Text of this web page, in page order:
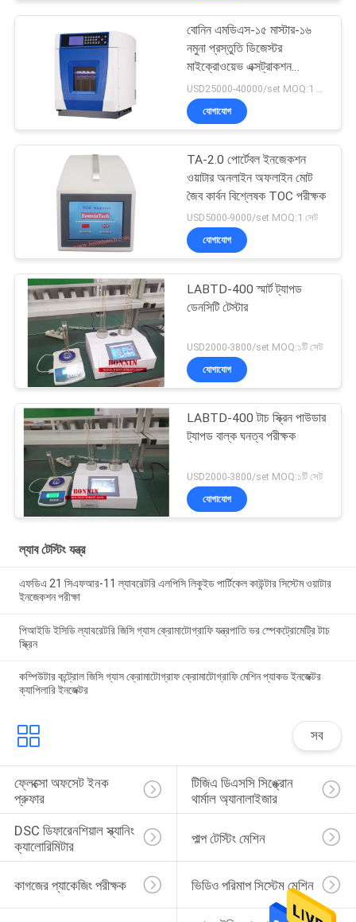
বোনিন এমডিএস-১৫ মাস্টার-১৬
নমুনা প্রস্তুতি ডিজেস্টর
মাইক্রোওয়েভ এক্সট্রাকশন
ডিজেস্টর সিস্টেম
যোগাযোগ
TA-2.0 পোর্টেবল ইনজেকশন
ওয়াটার অনলাইন অফলাইন মোট
জৈব কার্বন বিশ্লেষক TOC পরীক্ষক
USD5000-9000/set MOQ:1 সেট
যোগাযোগ
LABTD-400 স্মার্ট ট্যাপড
ডেনসিটি টেস্টার
USD2000-3800/set MOQ:১টি সেট
যোগাযোগ
LABTD-400 টাচ স্ক্রিন পাউডার
ট্যাপড বাল্ক ঘনত্ব পরীক্ষক
USD2000-3800/set MOQ:১টি সেট
যোগাযোগ
ল্যাব টেস্টিং যন্ত্র
এফডিএ 21 সিএফআর-11 ল্যাবরেটরি এলপিসি লিকুইড পার্টিকেল কাউন্টার সিস্টেম ওয়াটার
ইনজেকশন পরীক্ষা
পিআইডি ইসিডি ল্যাবরেটরি জিসি গ্যাস ক্রোমাটোগ্রাফি যন্ত্রপাতি ভর স্পেকট্রোমেট্রি টাচ
স্ক্রিন
কম্পিউটার কন্ট্রোল জিসি গ্যাস ক্রোমাটোগ্রাফ ক্রোমাটোগ্রাফি মেশিন প্যাকড ইনজেক্টর
ক্যাপিলারি ইনজেক্টর
সব
ফ্লেক্সো অফসেট ইনক
প্রুফার
টিজিএ ডিএসসি সিঙ্ক্রোন
থার্মাল অ্যানালাইজার
DSC ডিফারেনশিয়াল স্ক্যানিং
ক্যালোরিমিটার
পাল্প টেস্টিং মেশিন
কাগজের প্যাকেজিং পরীক্ষক ভিডিও পরিমাপ সিস্টেম মেশিন